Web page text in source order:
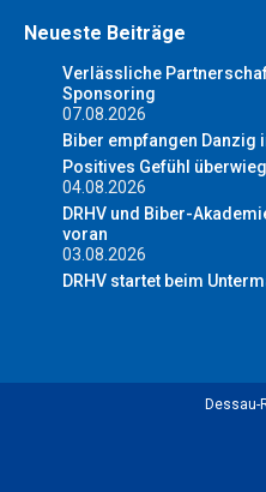
Neueste Beiträge
Verlässliche
Sponsoring
07.08.2026
Biber empfangen Danzig
Positives Gefühl
04.08.2026
DRHV und Biber-
voran
03.08.2026
DRHV startet beim
Dessau-